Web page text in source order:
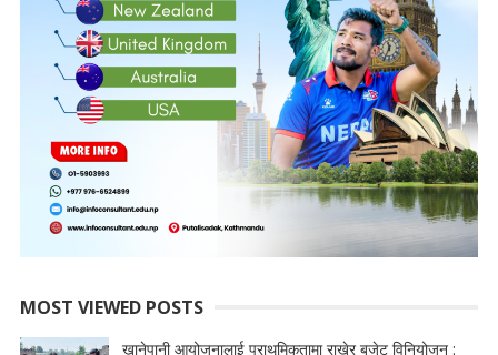
MOST VIEWED POSTS
खानेपानी आयोजनालाई प्राथमिकतामा राखेर बजेट विनियोजन :